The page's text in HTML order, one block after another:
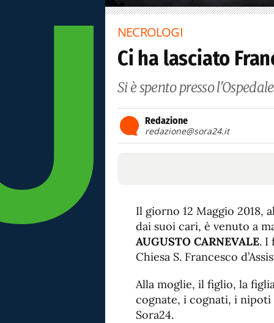
NECROLOGI
Ci ha lasciato
Si è spento presso
Redazione
redazione@sora24.it
Il giorno 12 Maggio 2018,
dai suoi cari, è venuto a
AUGUSTO CARNEVALE. I
Chiesa S. Francesco
Alla moglie, il figlio, la
cognate, i cognati, i
Sora24.